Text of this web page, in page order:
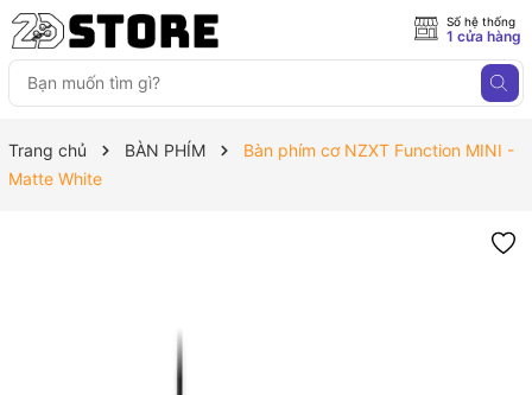
Số hệ thống
1 cửa hàng
Trang chủ BÀN PHÍM
Bàn phím cơ NZXT Function MINI -
Matte White